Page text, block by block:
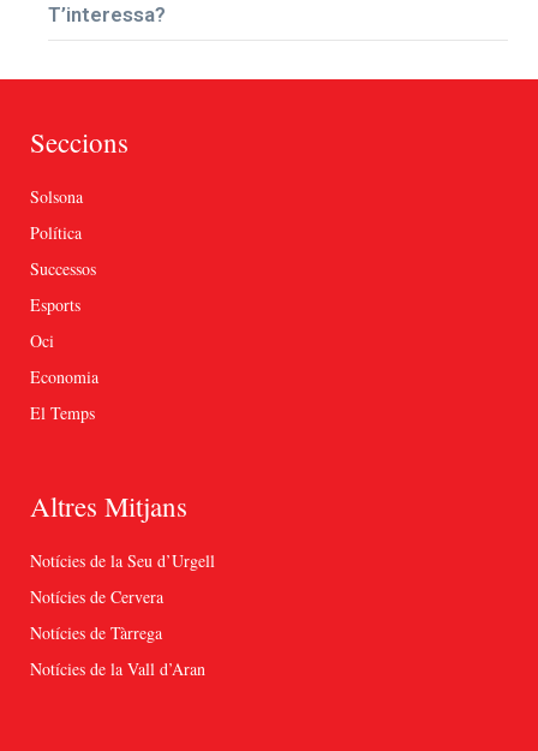
T’interessa?
Seccions
Solsona
Política
Successos
Esports
Oci
Economia
El Temps
Altres Mitjans
Notícies de la Seu d’Urgell
Notícies de Cervera
Notícies de Tàrrega
Notícies de la Vall d’Aran